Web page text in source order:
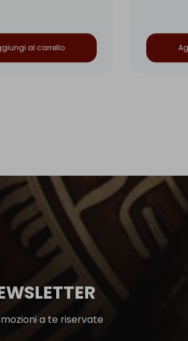
al carrello
a te riservate